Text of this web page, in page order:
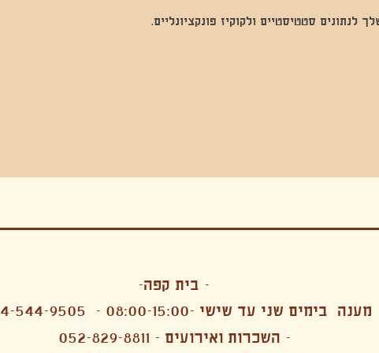
סטטיסטיים ולקוקיז פונקציונליים.
- בית קפה-
מענה בימים שני עד שישי -08:00-15:00 -
544-9505
- השכרות ואירועים - 052-829-8811